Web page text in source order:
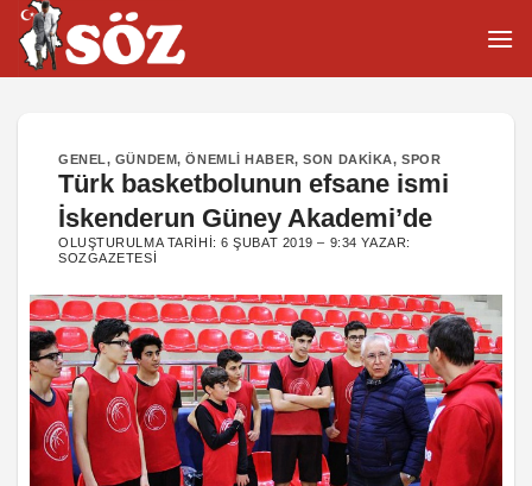
İçeriğe
atla
GENEL, GÜNDEM,ÖNEMLI HABER,SON DAKIKA,SPOR
Türk basketbolunun efsane ismi
İskenderun Güney Akademi’de
OLUŞTURULMA TARIHI:6 ŞUBAT 2019 – 9:34 YAZAR:
SOZGAZETESI